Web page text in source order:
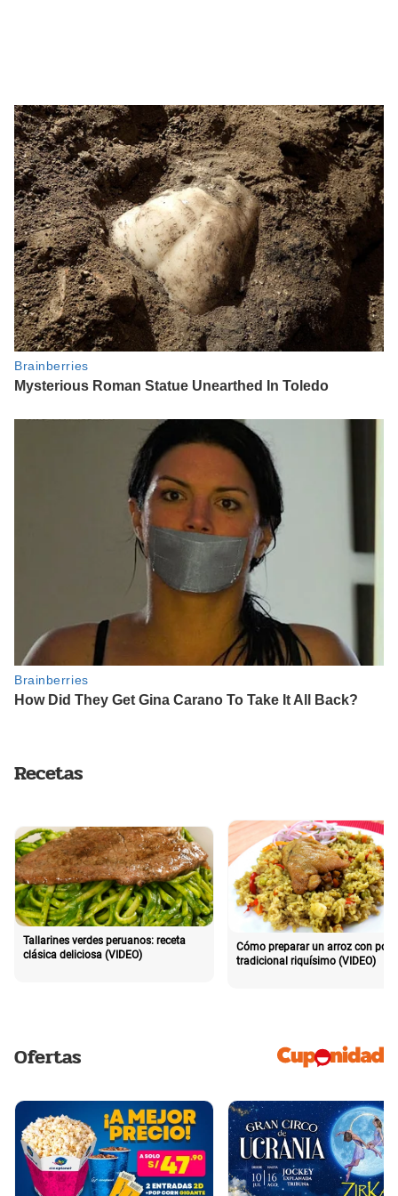
Recetas
Tallarines verdes peruanos: receta
clásica deliciosa (VIDEO)
Cómo preparar un arroz con pollo
tradicional riquísimo (VIDEO)
Ofertas